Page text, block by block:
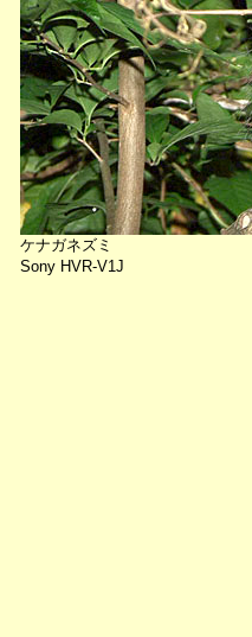
ケナガネズミ
Sony HVR-V1J